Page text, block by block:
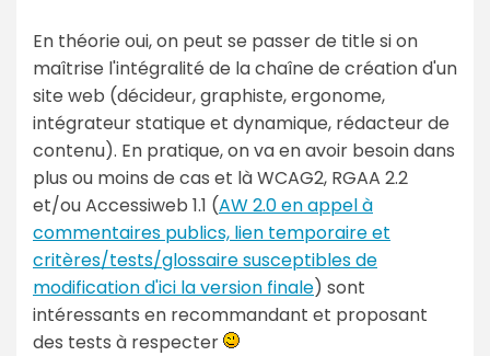
En théorie oui, on peut se passer de title si on
maîtrise l'intégralité de la chaîne de création d'un
site web (décideur, graphiste, ergonome,
intégrateur statique et dynamique, rédacteur de
contenu). En pratique, on va en avoir besoin dans
plus ou moins de cas et là WCAG2, RGAA 2.2
et/ou Accessiweb 1.1 (AW 2.0 en appel à
commentaires publics, lien temporaire et
critères/tests/glossaire susceptibles de
modification d'ici la version finale) sont
intéressants en recommandant et proposant
des tests à respecter